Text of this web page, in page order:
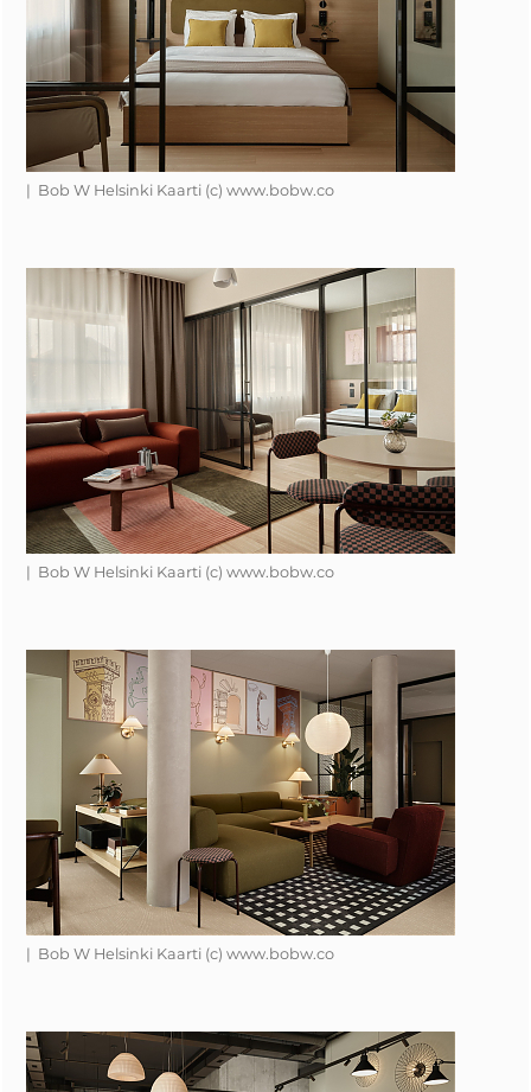
| Bob W Helsinki Kaarti (c) www.bobw.co
| Bob W Helsinki Kaarti (c) www.bobw.co
| Bob W Helsinki Kaarti (c) www.bobw.co